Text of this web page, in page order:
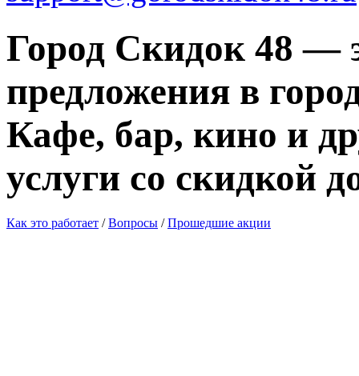
Город Скидок 48 —
предложения в
Кафе, бар, кино и
услуги со скидкой
Как это работает / Вопросы / Прошедшие акции